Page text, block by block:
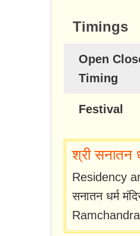
Timings
Open
Timing
Festival
श्री सनातन
Residency
सनातन धर्म